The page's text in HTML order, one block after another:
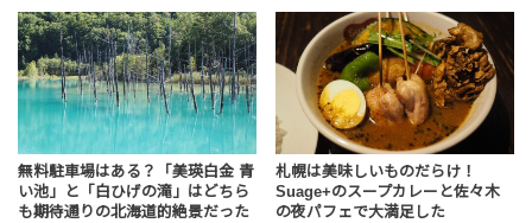
無料駐車場はある？「美瑛白金 青
い池」と「白ひげの滝」はどちら
も期待通りの北海道的絶景だった
札幌は美味しいものだらけ！
Suage+のスープカレーと佐々木
の夜パフェで大満足した